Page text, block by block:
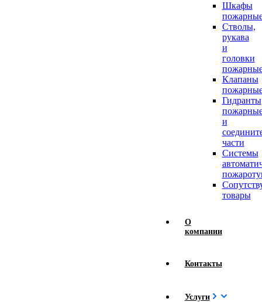
Шкафы
Стволы,
рукава
и
головки
Клапаны
Гидранты
и
части
Системы
товары
О
компании
Контакты
Услуги